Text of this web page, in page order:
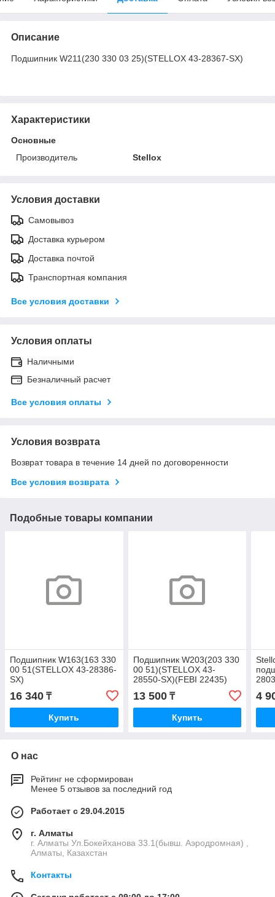
Описание
Подшипник W211(230 330 03 25)(STELLOX 43-28367-SX)
Характеристики
Основные
Производитель
Stellox
Условия доставки
Самовывоз
Доставка курьером
Доставка почтой
Транспортная компания
Все условия доставки
Условия оплаты
Наличными
Безналичный расчет
Все условия оплаты
Условия возврата
Возврат товара в течение 14 дней по договоренности
Все условия возврата
Подобные товары компании
Подшипник W163(163 330
00 51(STELLOX 43-28386-
SX)
16 340 ₸
Купить
Подшипник W203(203 330
00 51)(STELLOX 43-
28550-SX)(FEBI 22435)
13 500₸
Купить
4
О нас
Рейтинг не сформирован
Менее 5 отзывов за последний год
Работает с 29.04.2015
г. Алматы
г. Алматы Ул.Бокейханова 33.1(бывш. Аэродромная) ,
Алматы, Казахстан
Контакты